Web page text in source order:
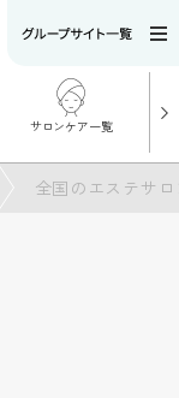
サロンケア一覧
ュー
施術別で探す
お悩み別で探す
全国のエステサ